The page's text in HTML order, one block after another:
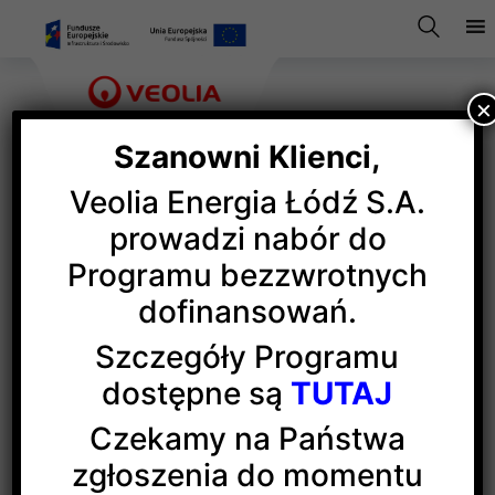
Krajowy System e-Faktur
(KSeF)
Ważna informacja dotycząca
sposobu fakturowania od 1
lutego 2026 r.
Szanowni Klienci,
Veolia Energia Łódź S.A.
prowadzi nabór do
Programu bezzwrotnych
dofinansowań.
Szczegóły Programu
dostępne są TUTAJ
Czekamy na Państwa
zgłoszenia do momentu
×